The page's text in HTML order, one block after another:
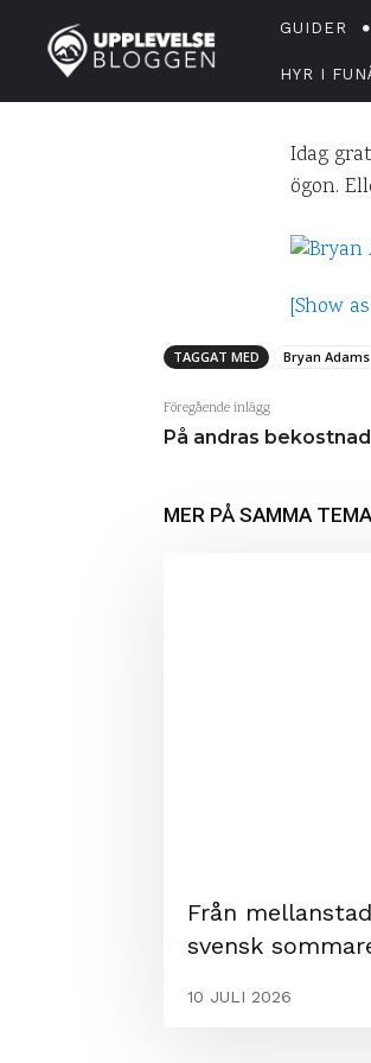
GUIDER
HYR I
Idag
ögon.
[Show
TAGGAT MED Bryan Adams
Föregående inlägg
På andras bekostnad
MER PÅ SAMMA TEMA
Från
svensk
10 JULI 2026